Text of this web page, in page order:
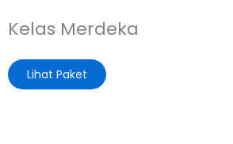
Kelas Merdeka
Lihat Paket